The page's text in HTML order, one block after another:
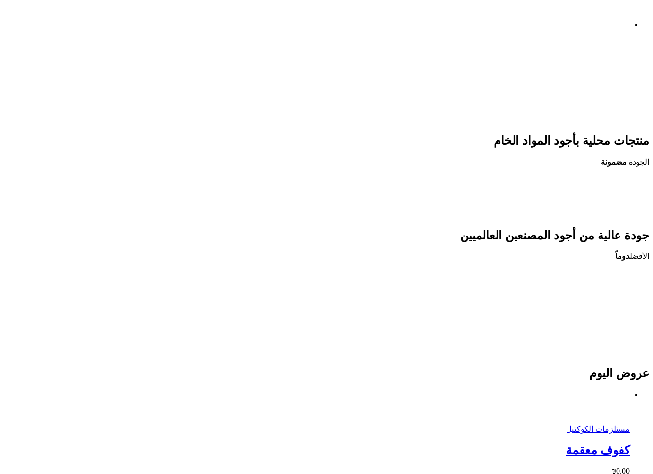
منتجات محلية بأجود المواد الخام
الجودة مضمونة
جودة عالية من أجود المصنعين العالميين
الأفضلدوماً
عروض اليوم
مستلزمات الكوكتيل
كفوف معقمة
₪0.00